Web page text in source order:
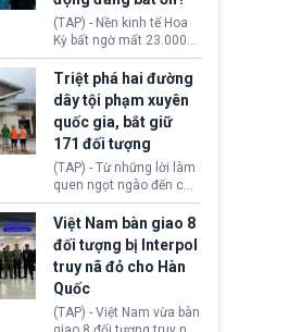
truy tố những cá nhân bị
nghi ngờ làm hư hại
công trình.
(TAP) - Nền kinh tế Hoa
Kỳ bất ngờ mất 23.000
việc làm vào tháng 7,
cho thấy thị trường lao
động có dấu hiệu suy
yếu sau thời gian duy trì
tương đối ổn định suốt
nửa năm 2026.
Triệt phá hai đường
dây tội phạm xuyên
quốc gia, bắt giữ
171 đối tượng
(TAP) - Từ những lời làm
quen ngọt ngào đến các
“sàn vàng ảo”, bất động
sản trực tuyến cùng
đường dây đánh bạc quy
mô lớn, hai tổ chức tội
phạm xuyên quốc gia đã
dựng lên mạng lưới hoạt
động tại Việt Nam và
Lào, lôi kéo hàng nghìn
Việt Nam bàn giao 8
đối tượng bị Interpol
truy nã đỏ cho Hàn
Quốc
(TAP) - Việt Nam vừa bàn